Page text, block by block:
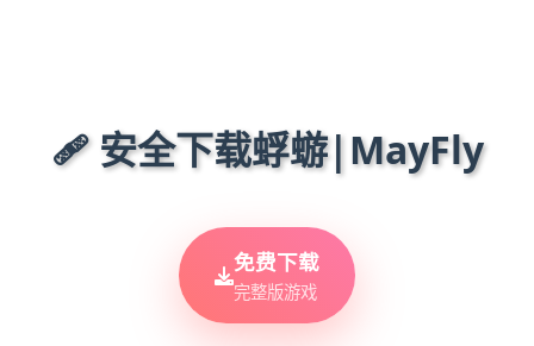
🩹 安全下载蜉蝣|MayFly
免费下载
完整版游戏